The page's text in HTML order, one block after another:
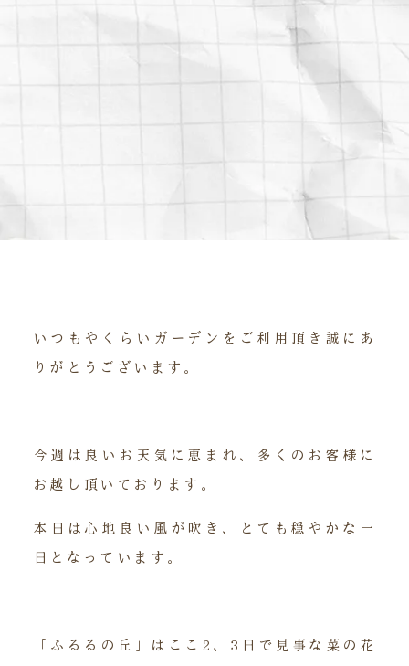
いつもやくらいガーデンをご利用頂き誠にあ
りがとうございます。
今週は良いお天気に恵まれ、多くのお客様に
お越し頂いております。
本日は心地良い風が吹き、とても穏やかな一
日となっています。
「ふるるの丘」はここ2、3日で見事な菜の花